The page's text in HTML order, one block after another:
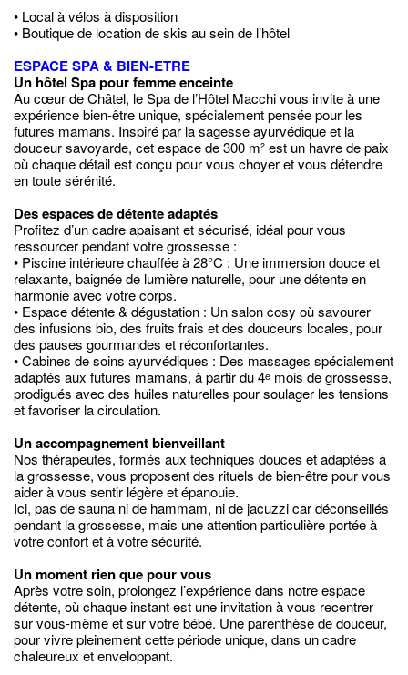
• Local à vélos à disposition
• Boutique de location de skis au sein de l’hôtel
ESPACE SPA & BIEN-ETRE
Un hôtel Spa pour femme enceinte
Au cœur de Châtel, le Spa de l’Hôtel Macchi vous invite à une
expérience bien-être unique, spécialement pensée pour les
futures mamans. Inspiré par la sagesse ayurvédique et la
douceur savoyarde, cet espace de 300 m² est un havre de paix
où chaque détail est conçu pour vous choyer et vous détendre
en toute sérénité.
Des espaces de détente adaptés
Profitez d’un cadre apaisant et sécurisé, idéal pour vous
ressourcer pendant votre grossesse :
• Piscine intérieure chauffée à 28°C : Une immersion douce et
relaxante, baignée de lumière naturelle, pour une détente en
harmonie avec votre corps.
• Espace détente & dégustation : Un salon cosy où savourer
des infusions bio, des fruits frais et des douceurs locales, pour
des pauses gourmandes et réconfortantes.
• Cabines de soins ayurvédiques : Des massages spécialement
adaptés aux futures mamans, à partir du 4ᵉ mois de grossesse,
prodigués avec des huiles naturelles pour soulager les tensions
et favoriser la circulation.
Un accompagnement bienveillant
Nos thérapeutes, formés aux techniques douces et adaptées à
la grossesse, vous proposent des rituels de bien-être pour vous
aider à vous sentir légère et épanouie.
Ici, pas de sauna ni de hammam, ni de jacuzzi car déconseillés
pendant la grossesse, mais une attention particulière portée à
votre confort et à votre sécurité.
Un moment rien que pour vous
Après votre soin, prolongez l’expérience dans notre espace
détente, où chaque instant est une invitation à vous recentrer
sur vous-même et sur votre bébé. Une parenthèse de douceur,
pour vivre pleinement cette période unique, dans un cadre
chaleureux et enveloppant.